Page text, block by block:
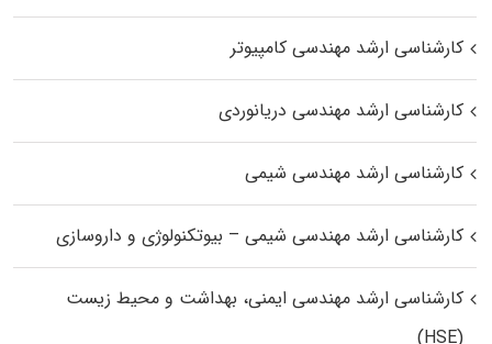
کارشناسی ارشد مهندسی کامپیوتر
کارشناسی ارشد مهندسی دریانوردی
کارشناسی ارشد مهندسی شیمی
کارشناسی ارشد مهندسی شیمی – بیوتکنولوژی و داروسازی
کارشناسی ارشد مهندسی ایمنی، بهداشت و محیط زیست
(HSE)